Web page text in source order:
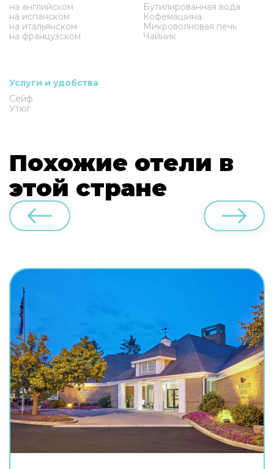
на английском
на испанском
на итальянском
на французском
Бутилированная вода
Кофемашина
Микроволновая печь
Чайник
Услуги и удобства
Сейф
Утюг
Похожие отели в
этой стране